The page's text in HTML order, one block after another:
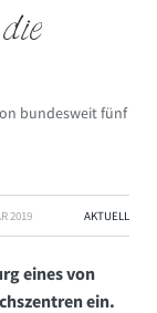
bundesweit fünf
2019 AKTUELL
eines von
ein.